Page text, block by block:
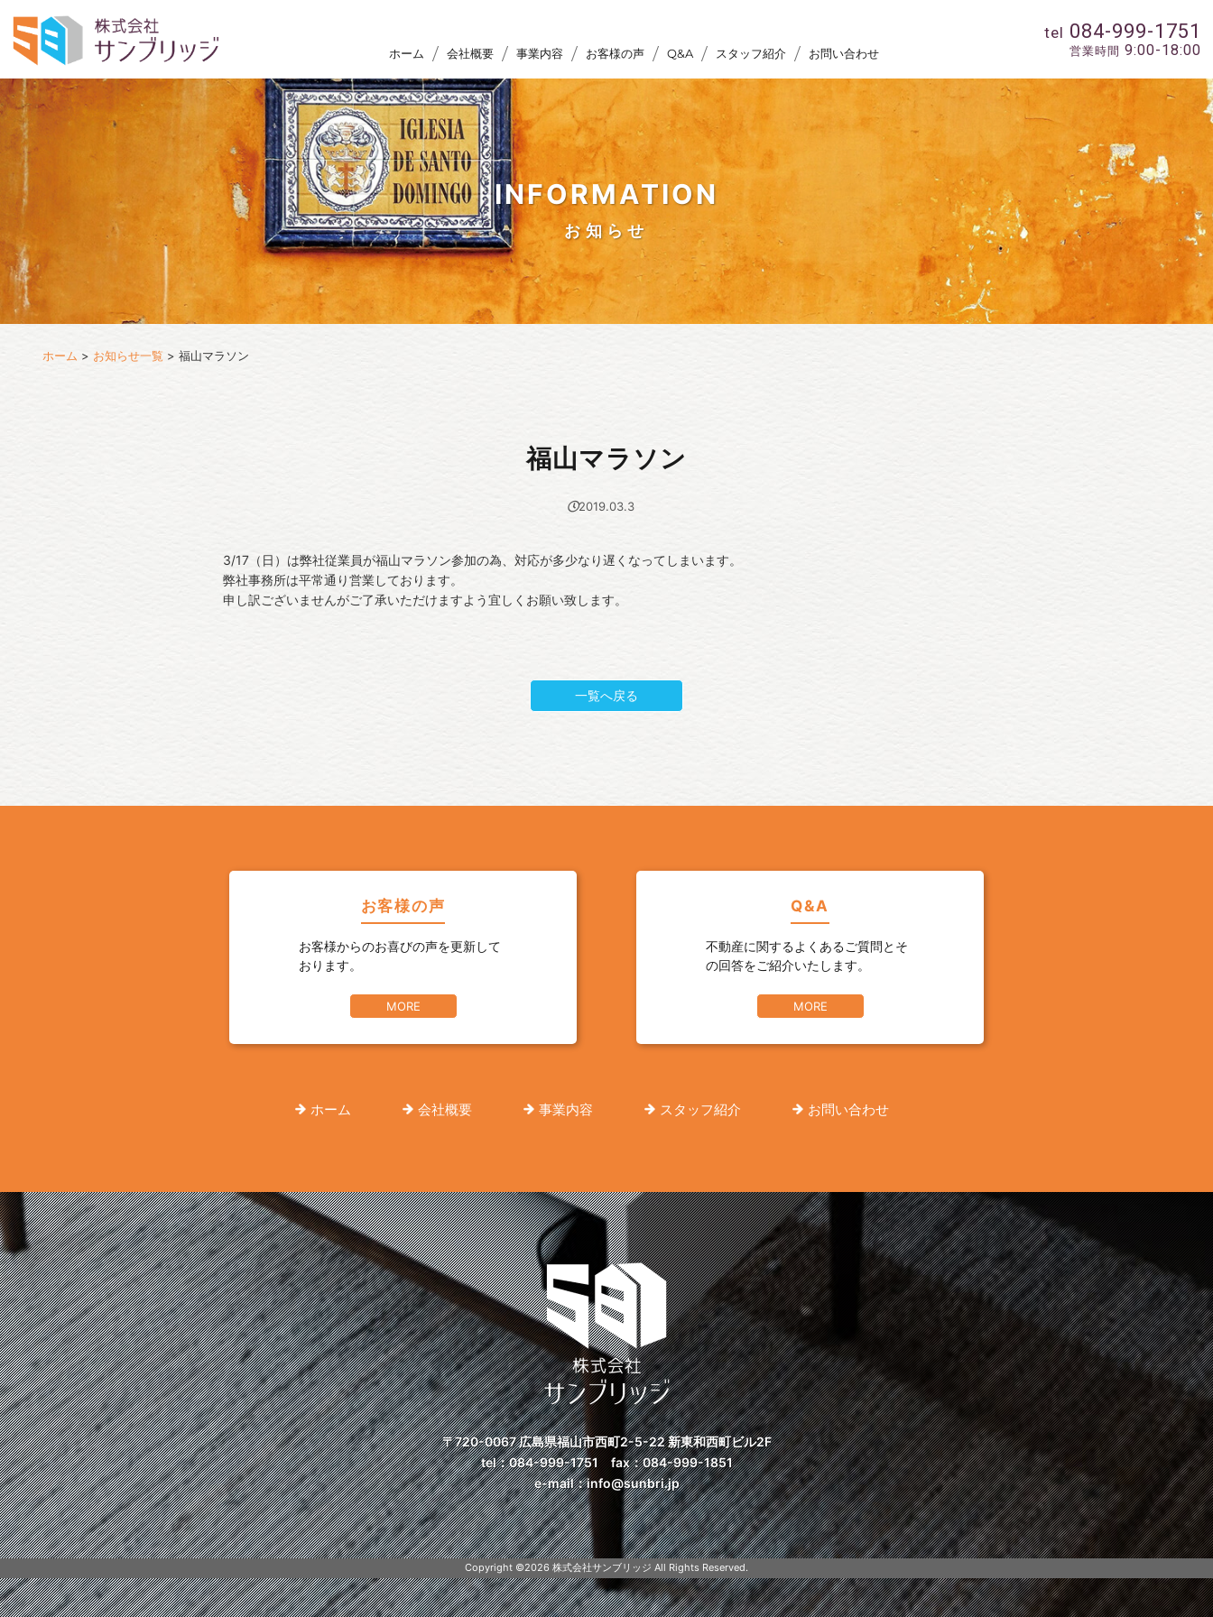
ホーム 会社概要 事業内容 お客様の声 Q&A スタッフ紹介 お問い合わせ
tel 084-999-1751
営業時間 9:00-18:00
INFORMATION
お知らせ
ホーム > お知らせ一覧 >福山マラソン
福山マラソン
2019.03.3
3/17（日）は弊社従業員が福山マラソン参加の為、対応が多少なり遅くなってしまいます。
弊社事務所は平常通り営業しております。
申し訳ございませんがご了承いただけますよう宜しくお願い致します。
一覧へ戻る
お客様の声
お客様からのお喜びの声を更新して
おります。
MORE
Q&A
不動産に関するよくあるご質問とそ
の回答をご紹介いたします。
MORE
ホーム 会社概要 事業内容 スタッフ紹介 お問い合わせ
〒720-0067 広島県福山市西町2-5-22新東和西町ビル2F
tel：084-999-1751fax：084-999-1851
e-mail：info@sunbri.jp
Copyright ©2026 株式会社サンブリッジ All Rights Reserved.